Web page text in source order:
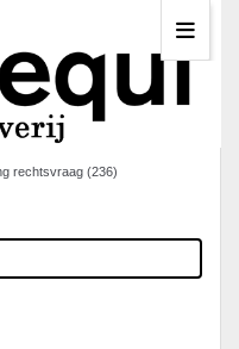
rechtsvraag (236)